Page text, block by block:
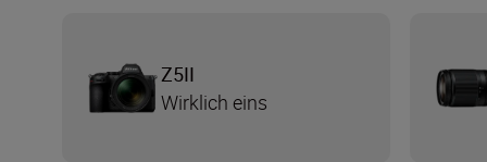
Z5II
Wirklich eins